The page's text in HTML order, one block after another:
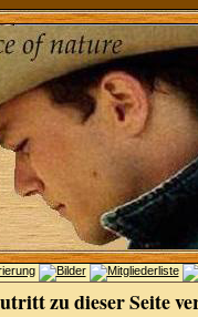
zu dieser Seite